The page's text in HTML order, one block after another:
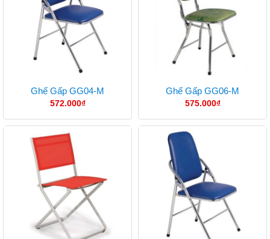
Ghế Gấp GG04-M
572.000₫
Ghế Gấp GG06-M
575.000₫